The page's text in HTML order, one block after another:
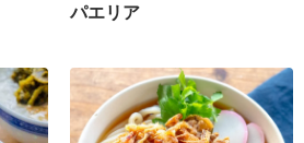
パエリア